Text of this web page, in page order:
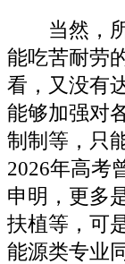
当然，所
能吃苦耐劳
看，又没有
能够加强对
制制等，只
2026年高考
申明，更多
扶植等，可
能源类专业